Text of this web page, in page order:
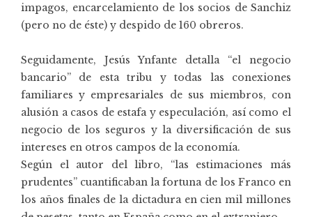
impagos, encarcelamiento de los socios de Sanchiz
(pero no de éste) y despido de 160 obreros.
Seguidamente, Jesús Ynfante detalla “el negocio
bancario” de esta tribu y todas las conexiones
familiares y empresariales de sus miembros, con
alusión a casos de estafa y especulación, así como el
negocio de los seguros y la diversificación de sus
intereses en otros campos de la economía.
Según el autor del libro, “las estimaciones más
prudentes” cuantificaban la fortuna de los Franco en
los años finales de la dictadura en cien mil millones